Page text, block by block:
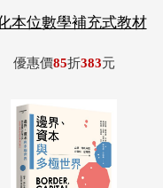
本位數學補充式教材
優惠價85折383元